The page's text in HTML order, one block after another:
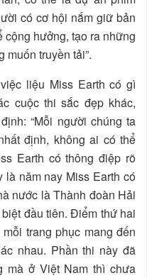
có cơ hội nắm giữ bản
cộng hưởng, tạo ra những
muốn truyền tải”.
liệu Miss Earth có gì
cuộc thi sắc đẹp khác,
“Mỗi người chúng ta
định, không ai có thể
Earth có thông điệp rõ
năm nay Miss Earth có
nước là Thành đoàn Hải
đầu tiên. Điểm thứ hai
trang phục mang đến
nhau. Phần thi này đã
mà ở Việt Nam thì chưa